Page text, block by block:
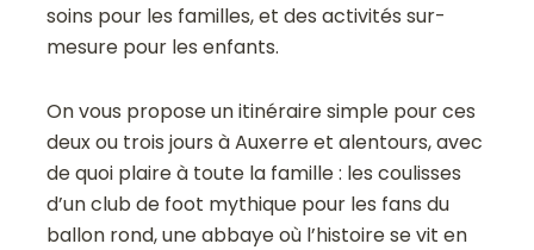
soins pour les familles, et des activités sur-
mesure pour les enfants.
On vous propose un itinéraire simple pour ces
deux ou trois jours à Auxerre et alentours, avec
de quoi plaire à toute la famille : les coulisses
d’un club de foot mythique pour les fans du
ballon rond, une abbaye où l’histoire se vit en